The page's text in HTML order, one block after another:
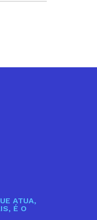
ATUA,
É O